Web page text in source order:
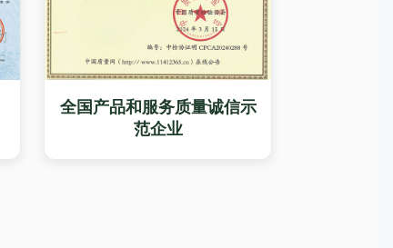
全国产品和服务质量诚信示
范企业